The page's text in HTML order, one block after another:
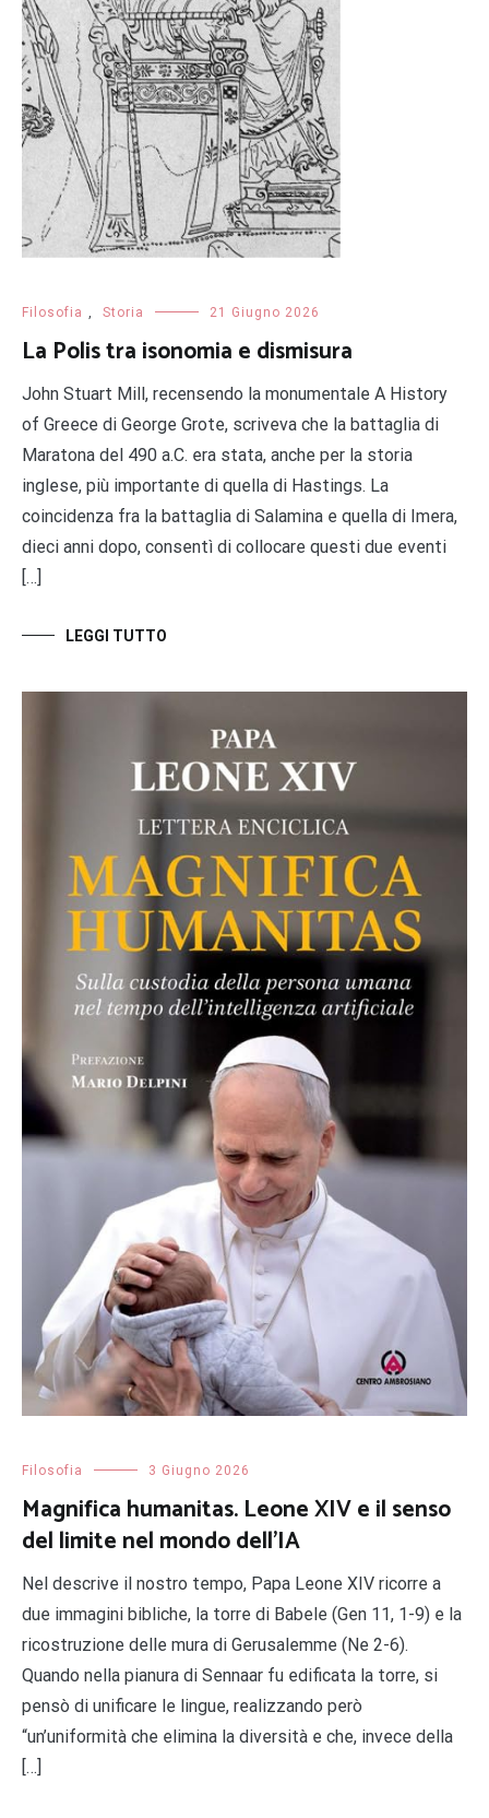
Filosofia , Storia 21 Giugno 2026
La Polis tra isonomia e dismisura
John Stuart Mill, recensendo la monumentale A History
of Greece di George Grote, scriveva che la battaglia di
Maratona del 490 a.C. era stata, anche per la storia
inglese, più importante di quella di Hastings. La
coincidenza fra la battaglia di Salamina e quella di Imera,
dieci anni dopo, consentì di collocare questi due eventi
[…]
LEGGI TUTTO
Filosofia 3 Giugno 2026
Magnifica humanitas. Leone XIV e il senso
del limite nel mondo dell’IA
Nel descrive il nostro tempo, Papa Leone XIV ricorre a
due immagini bibliche, la torre di Babele (Gen 11, 1-9) e la
ricostruzione delle mura di Gerusalemme (Ne 2-6).
Quando nella pianura di Sennaar fu edificata la torre, si
pensò di unificare le lingue, realizzando però
“un’uniformità che elimina la diversità e che, invece della
[…]